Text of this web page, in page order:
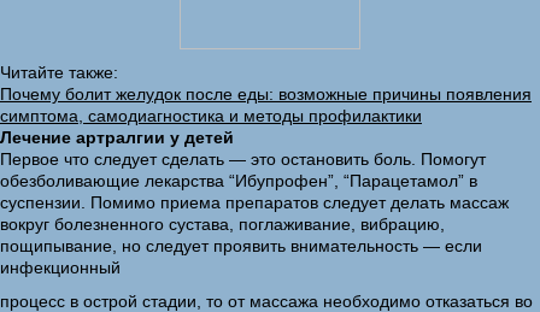
Читайте также:
Почему болит желудок после еды: возможные причины появления
симптома, самодиагностика и методы профилактики
Лечение артралгии у детей
Первое что следует сделать — это остановить боль. Помогут
обезболивающие лекарства “Ибупрофен”, “Парацетамол” в
суспензии. Помимо приема препаратов следует делать массаж
вокруг болезненного сустава, поглаживание, вибрацию,
пощипывание, но следует проявить внимательность — если
инфекционный
процесс в острой стадии, то от массажа необходимо отказаться во